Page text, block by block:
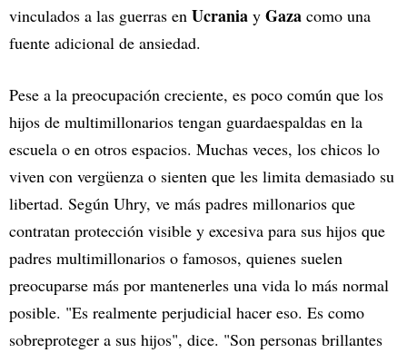
vinculados a las guerras en Ucrania y Gaza como una
fuente adicional de ansiedad.
Pese a la preocupación creciente, es poco común que los
hijos de multimillonarios tengan guardaespaldas en la
escuela o en otros espacios. Muchas veces, los chicos lo
viven con vergüenza o sienten que les limita demasiado su
libertad. Según Uhry, ve más padres millonarios que
contratan protección visible y excesiva para sus hijos que
padres multimillonarios o famosos, quienes suelen
preocuparse más por mantenerles una vida lo más normal
posible. "Es realmente perjudicial hacer eso. Es como
sobreproteger a sus hijos", dice. "Son personas brillantes